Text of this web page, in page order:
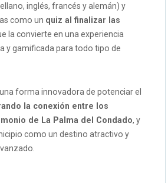
inglés, francés y alemán) y
como un quiz al finalizar las
la convierte en una experiencia
y gamificada para todo tipo de
forma innovadora de potenciar el
la conexión entre los
de La Palma del Condado, y
como un destino atractivo y